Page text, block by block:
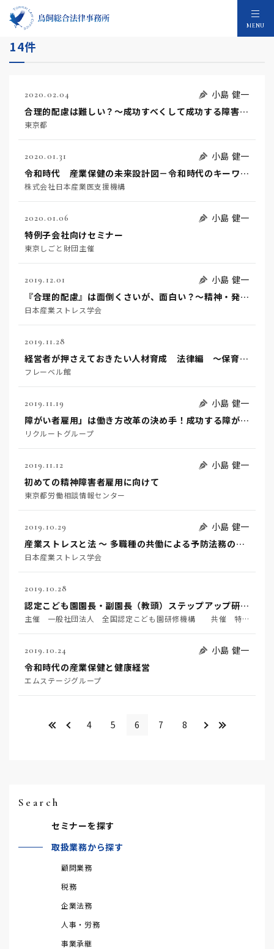
MENU
人事労務・産業保健相談一般のセミナー：1
14件
2020.02.04
小島 健一
合理的配慮は難しい？～成功すべくして成功する障害者雇用～⇒中止になりました
東京都
2020.01.31
小島 健一
令和時代 産業保健の未来設計図－令和時代のキーワード『両立支援』と『合理的配慮』の未来設計図ー
株式会社日本産業医支援機構
2020.01.06
小島 健一
特例子会社向けセミナー
東京しごと財団主催
2019.12.01
小島 健一
『合理的配慮』は面倒くさいが、面白い？～精神・発達障がいの就労支援から産業保健に得られる示唆～
日本産業ストレス学会
2019.11.28
経営者が押さえておきたい人材育成 法律編 ～保育施設における働き方改革～
フレーベル館
2019.11.19
小島 健一
障がい者雇用」は働き方改革の決め手！成功する障がい者雇用とは？
リクルートグループ
2019.11.12
小島 健一
初めての精神障害者雇用に向けて
東京都労働相談情報センター
2019.10.29
小島 健一
産業ストレスと法 ～ 多職種の共働による予防法務の確立に向けて ～
日本産業ストレス学会
2019.10.28
認定こども園園長・副園長（教頭）ステップアップ研修会Ⅱ
主催 一般社団法人 全国認定こども園研修機構 共催 特定非営利活動法人 全国認定こども園協会
2019.10.24
小島 健一
令和時代の産業保健と健康経営
エムステージグループ
4 5 6 7 8 ＞
Search
セミナーを探す
取扱業務から探す
顧問業務
税務
企業法務
人事・労務
事業承継